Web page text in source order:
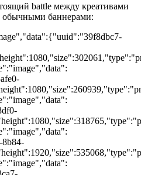
battle между креативами
обычными баннерами: